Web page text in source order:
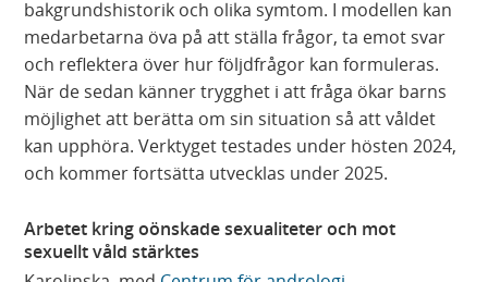
bakgrundshistorik och olika symtom. I modellen kan
medarbetarna öva på att ställa frågor, ta emot svar
och reflektera över hur följdfrågor kan formuleras.
När de sedan känner trygghet i att fråga ökar barns
möjlighet att berätta om sin situation så att våldet
kan upphöra. Verktyget testades under hösten 2024,
och kommer fortsätta utvecklas under 2025.
Arbetet kring oönskade sexualiteter och mot
sexuellt våld stärktes